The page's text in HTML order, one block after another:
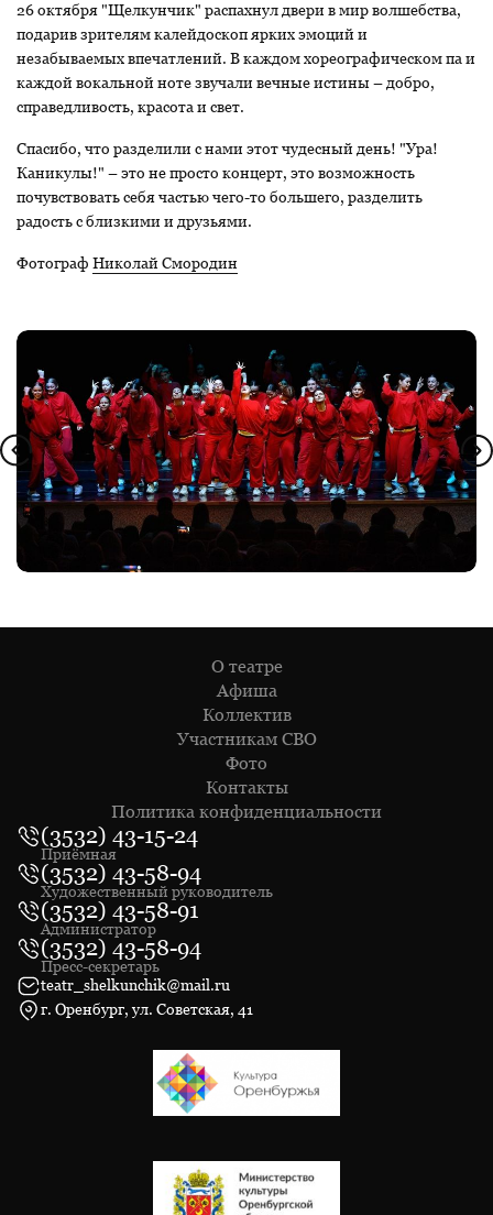
26 октября "Щелкунчик" распахнул двери в мир волшебства,
подарив зрителям калейдоскоп ярких эмоций и
незабываемых впечатлений. В каждом хореографическом па и
каждой вокальной ноте звучали вечные истины – добро,
справедливость, красота и свет.
Спасибо, что разделили с нами этот чудесный день! "Ура!
Каникулы!" – это не просто концерт, это возможность
почувствовать себя частью чего-то большего, разделить
радость с близкими и друзьями.
Фотограф Николай Смородин
О театре
Афиша
Коллектив
Участникам СВО
Фото
Контакты
Политика конфиденциальности
(3532) 43-15-24
Приёмная
(3532) 43-58-94
Художественный руководитель
(3532) 43-58-91
Администратор
(3532) 43-58-94
Пресс-секретарь
teatr_shelkunchik@mail.ru
г. Оренбург, ул. Советская, 41